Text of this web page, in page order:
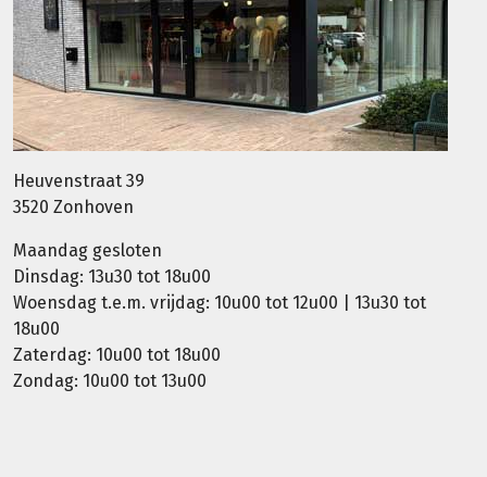
Heuvenstraat 39
3520 Zonhoven
Maandag gesloten
Dinsdag: 13u30 tot 18u00
Woensdag t.e.m. vrijdag: 10u00 tot 12u00 | 13u30 tot
18u00
Zaterdag: 10u00 tot 18u00
Zondag: 10u00 tot 13u00